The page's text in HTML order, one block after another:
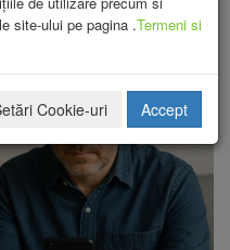
site-ului pe pagina .Termeni si
Cookie-uri Accept